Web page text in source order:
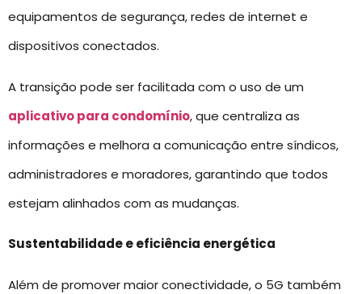
equipamentos de segurança, redes de internet e
dispositivos conectados.
A transição pode ser facilitada com o uso de um
aplicativo para condomínio, que centraliza as
informações e melhora a comunicação entre síndicos,
administradores e moradores, garantindo que todos
estejam alinhados com as mudanças.
Sustentabilidade e eficiência energética
Além de promover maior conectividade, o 5G também